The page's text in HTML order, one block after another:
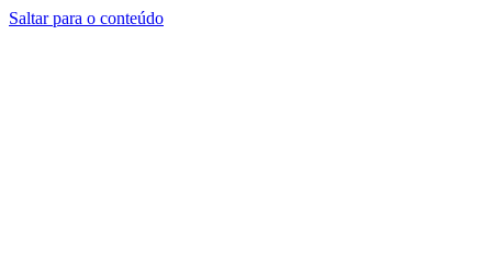
Saltar para o conteúdo